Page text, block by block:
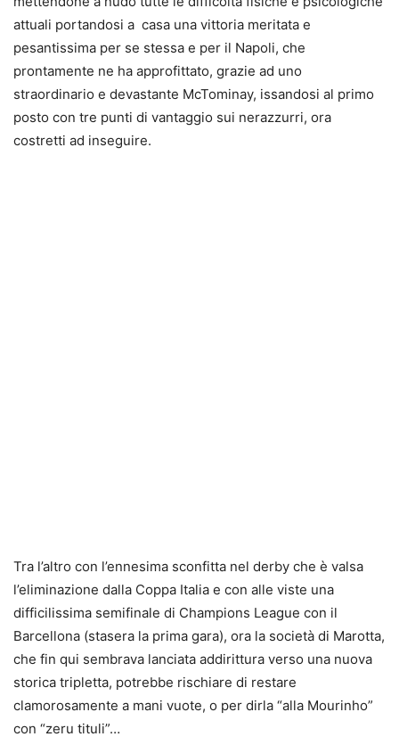
attuali portandosi a casa una vittoria meritata e
pesantissima per se stessa e per il Napoli, che
prontamente ne ha approfittato, grazie ad uno
straordinario e devastante McTominay, issandosi al primo
posto con tre punti di vantaggio sui nerazzurri, ora
costretti ad inseguire.
Tra l’altro con l’ennesima sconfitta nel derby che è valsa
l’eliminazione dalla Coppa Italia e con alle viste una
difficilissima semifinale di Champions League con il
Barcellona (stasera la prima gara), ora la società di Marotta,
che fin qui sembrava lanciata addirittura verso una nuova
storica tripletta, potrebbe rischiare di restare
clamorosamente a mani vuote, o per dirla “alla Mourinho”
con “zeru tituli”…